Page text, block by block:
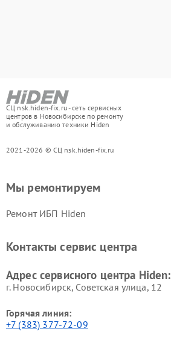
СЦ nsk.hiden-fix.ru - сеть сервисных
центров в Новосибирске по ремонту
и обслуживанию техники Hiden
2021-2026 © СЦ nsk.hiden-fix.ru
Мы ремонтируем
Ремонт ИБП Hiden
Контакты сервис центра
Адрес сервисного центра Hiden:
г. Новосибирск, Советская улица, 12
Горячая линия:
+7 (383) 377-72-09